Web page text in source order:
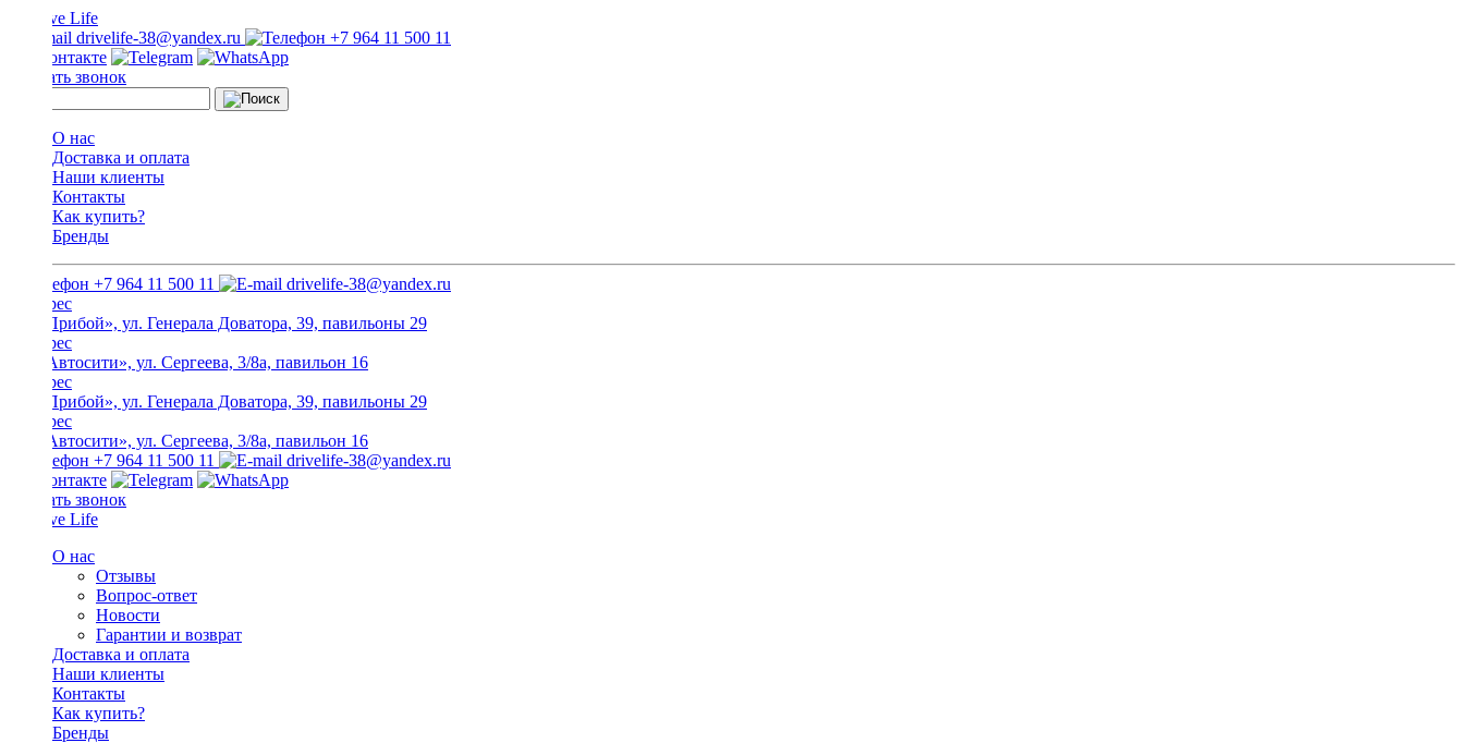
drivelife-38@yandex.ru +7 964 11 500 11
Заказать звонок
О нас
Доставка и оплата
Наши клиенты
Контакты
Как купить?
Бренды
+7 964 11 500 11 drivelife-38@yandex.ru
ТЦ «Прибой», ул. Генерала Доватора, 39, павильоны 29
ТЦ «Автосити», ул. Сергеева, 3/8а, павильон 16
ТЦ «Прибой», ул. Генерала Доватора, 39, павильоны 29
ТЦ «Автосити», ул. Сергеева, 3/8а, павильон 16
+7 964 11 500 11
drivelife-38@yandex.ru
Заказать звонок
О нас
Отзывы
Вопрос-ответ
Новости
Гарантии и возврат
Доставка и оплата
Наши клиенты
Контакты
Как купить?
Бренды